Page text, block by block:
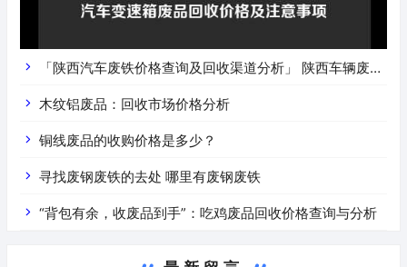
「陕西汽车废铁价格查询及回收渠道分析」 陕西车辆废铁
价是什么
木纹铝废品：回收市场价格分析
铜线废品的收购价格是多少？
寻找废钢废铁的去处 哪里有废钢废铁
“背包有余，收废品到手”：吃鸡废品回收价格查询与分析